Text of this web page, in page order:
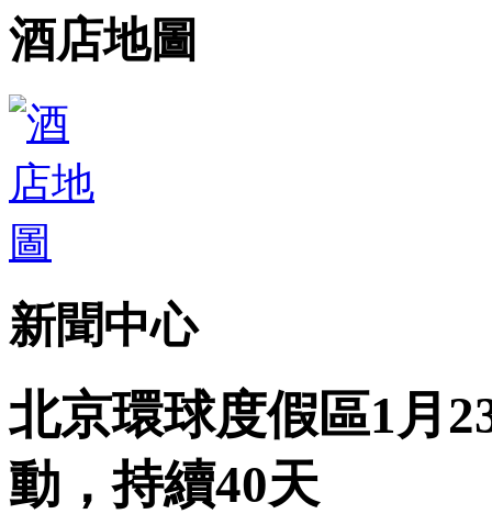
酒店地圖
新聞中心
北京環球度假區1月
動，持續40天